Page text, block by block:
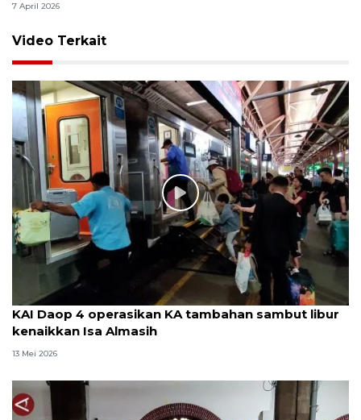
7 April 2026
Video Terkait
KAI Daop 4 operasikan KA tambahan sambut libur
kenaikkan Isa Almasih
13 Mei 2026